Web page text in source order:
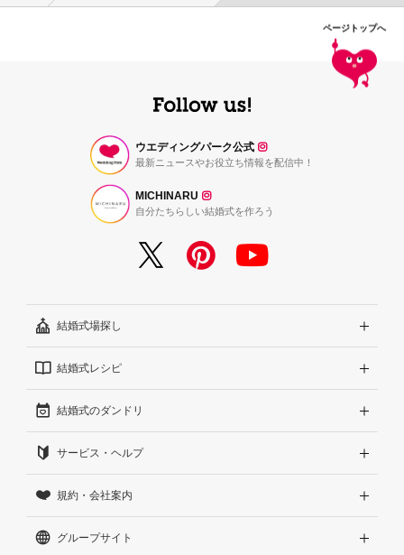
ページトップへ
ウエディングパーク公式
最新ニュースやお役立ち情報を配信中！
MICHINARU
自分たちらしい結婚式を作ろう
結婚式場探し
エリアから探す
こだわりから探す
雰囲気から探す
見積りから探す
ランキングから探す
結婚式レシピ
結婚式準備レポート『ハナレポ』
結婚式当日の動画『ムビレポ』
結婚式のダンドリ
結婚準備ガイド
Wedding Park Magazine
結婚お悩みQ&A
サービス・ヘルプ
サイトコンセプト
はじめての方へ
規約・会社案内
利用規約
グループサイト